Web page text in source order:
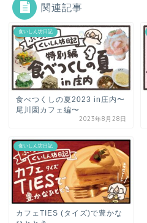
関連記事
食いしん坊日記
食べつくしの夏2023 in庄内〜
尾川園カフェ編〜
2023年8月28日
食いしん坊日記
カフェTIES (タイズ)で豊かな